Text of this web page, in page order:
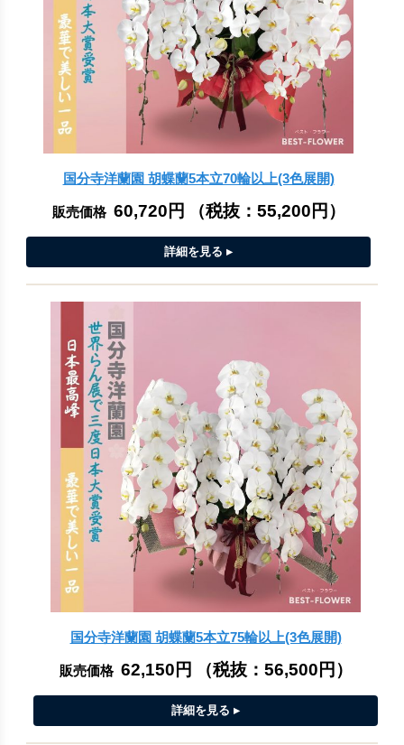
国分寺洋蘭園 胡蝶蘭5本立70輪以上(3色展開)
販売価格 60,720円 （税抜： 55,200円 ）
国分寺洋蘭園 胡蝶蘭5本立75輪以上(3色展開)
販売価格 62,150円 （税抜： 56,500円 ）